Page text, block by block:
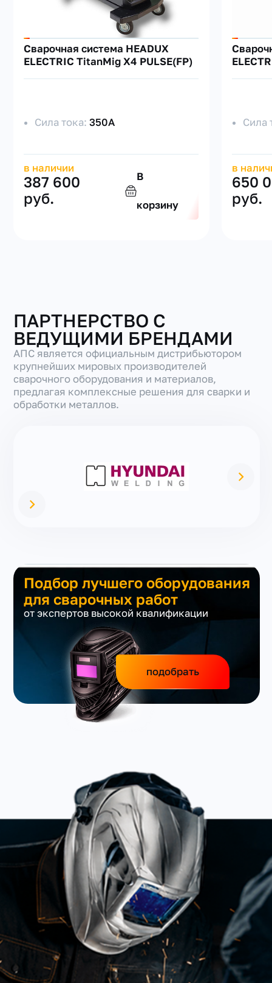
Cварочная система HEADUX
ELECTRIC TitanMig X4 PULSE(FP)
Сила тока:350А
в наличии
387 600
руб.
В
корзину
Сила
в
650
руб.
ПАРТНЕРСТВО С
ВЕДУЩИМИ БРЕНДАМИ
АПС является официальным дистрибьютором
крупнейших мировых производителей
сварочного оборудования и материалов,
предлагая комплексные решения для сварки и
обработки металлов.
Подбор лучшего оборудования
для сварочных работ
от экспертов высокой квалификации
подобрать